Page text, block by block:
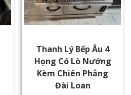
Thanh Lý Bếp Âu 4
Họng Có Lò Nướng
Kèm Chiên Phẳng
Đài Loan